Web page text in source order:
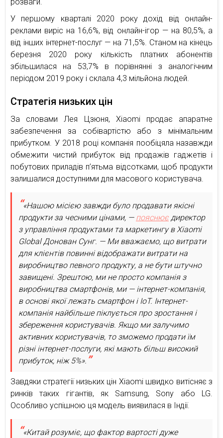
розваги.
У першому кварталі 2020 року дохід від онлайн-
реклами виріс на 16,6%, від онлайн-ігор — на 80,5%, а
від інших інтернет-послуг — на 71,5%. Станом на кінець
березня 2020 року кількість платних абонентів
збільшилася на 53,7% в порівнянні з аналогічним
періодом 2019 року і склала 4,3 мільйона людей.
Стратегія низьких цін
За словами Лея Цзюня, Xiaomi продає апаратне
забезпечення за собівартістю або з мінімальним
прибутком. У 2018 році компанія пообіцяла назавжди
обмежити чистий прибуток від продажів гаджетів і
побутових приладів п’ятьма відсотками, щоб продукти
залишалися доступними для масового користувача.
«Нашою місією завжди було продавати якісні
продукти за чесними цінами, — пояснює директор
з управління продуктами та маркетингу в Xiaomi
Global Донован Сунг. — Ми вважаємо, що витрати
для клієнтів повинні відображати витрати на
виробництво певного продукту, а не бути штучно
завищені. Зрештою, ми не просто компанія з
виробництва смартфонів, ми — інтернет-компанія,
в основі якої лежать смартфон і IoT. Інтернет-
компанія найбільше піклується про зростання і
збереження користувачів. Якщо ми залучимо
активних користувачів, то зможемо продати їм
різні інтернет-послуги, які мають більш високий
прибуток, ніж 5%».
Завдяки стратегії низьких цін Xiaomi швидко витісняє з
ринків таких гігантів, як Samsung, Sony або LG.
Особливо успішною ця модель виявилася в Індії.
«Китай розуміє, що фактор вартості дуже